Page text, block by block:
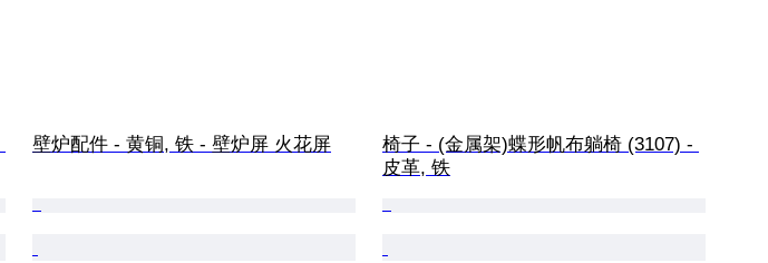
壁炉配件 - 黄铜, 铁 - 壁炉屏 火花屏
椅子 - (金属架)蝶形帆布躺椅 (3107) -
皮革, 铁